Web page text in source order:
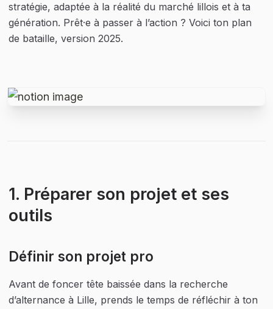
stratégie, adaptée à la réalité du marché lillois et à ta
génération. Prêt·e à passer à l’action ? Voici ton plan
de bataille, version 2025.
1. Préparer son projet et ses
outils
Définir son projet pro
Avant de foncer tête baissée dans la recherche
d’alternance à Lille, prends le temps de réfléchir à ton